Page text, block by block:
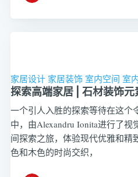
家居设计 家居装饰 室内空间 室
探索高端家居 | 石材装饰
一个引人入胜的探索等待在这个
中，由Alexandru Ionita进行了
间探索之旅，体验现代优雅和精
色和木色的时尚交织，